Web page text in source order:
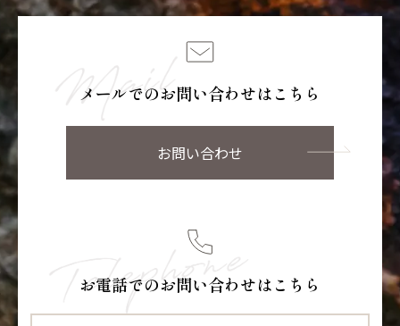
メールでのお問い合わせはこちら
お問い合わせ
お電話でのお問い合わせはこちら